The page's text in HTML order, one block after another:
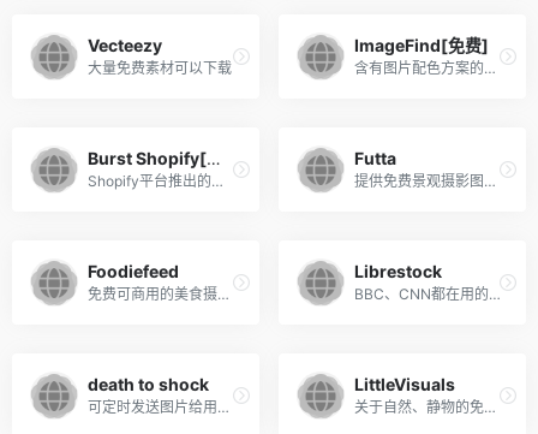
Vecteezy
大量免费素材可以下载
ImageFind[免费]
含有图片配色方案的图库
Burst Shopify[免费]
Shopify平台推出的免费摄影图片频道
Futta
提供免费景观摄影图片的无版权站点
Foodiefeed
免费可商用的美食摄影网站
Librestock
BBC、CNN都在用的免费高端配图网站
death to shock
可定时发送图片给用户的免费图库网站
LittleVisuals
关于自然、静物的免费摄影图库